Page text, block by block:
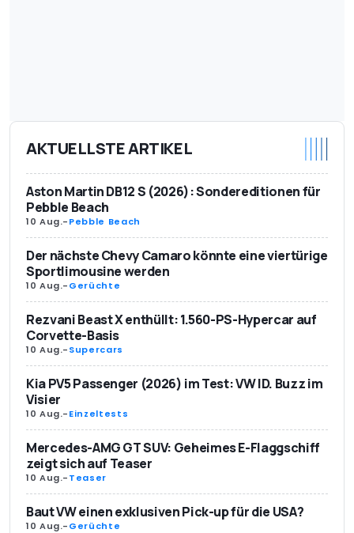
AKTUELLSTE ARTIKEL
Aston Martin DB12 S (2026): Sondereditionen für
Pebble Beach
10 Aug.-Pebble Beach
Der nächste Chevy Camaro könnte eine viertürige
Sportlimousine werden
10 Aug.-Gerüchte
Rezvani Beast X enthüllt: 1.560-PS-Hypercar auf
Corvette-Basis
10 Aug.-Supercars
Kia PV5 Passenger (2026) im Test: VW ID. Buzz im
Visier
10 Aug.-Einzeltests
Mercedes-AMG GT SUV: Geheimes E-Flaggschiff
zeigt sich auf Teaser
10 Aug.-Teaser
Baut VW einen exklusiven Pick-up für die USA?
10 Aug.-Gerüchte